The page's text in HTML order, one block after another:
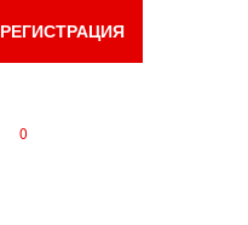
РЕГИСТРАЦИЯ
0